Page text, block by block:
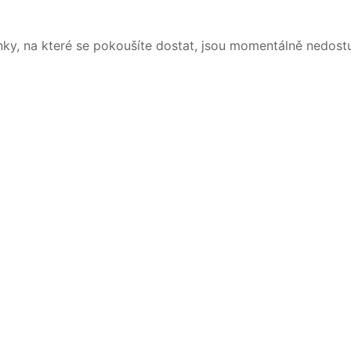
na které se pokoušíte dostat, jsou momentálně